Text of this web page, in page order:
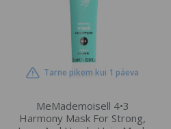
Tarne pikem kui 1 päeva
MeMademoisell 4•3
Harmony Mask For Strong,